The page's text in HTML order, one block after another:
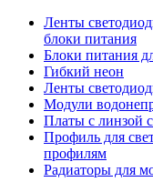
Ленты
блоки питания
Блоки питания
Гибкий неон
Ленты
Модули
Платы с линзой
Профиль для
профилям
Радиаторы для